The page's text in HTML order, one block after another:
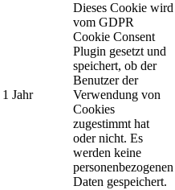
1 Jahr
Dieses Cookie wird
vom GDPR
Cookie Consent
Plugin gesetzt und
speichert, ob der
Benutzer der
Verwendung von
Cookies
zugestimmt hat
oder nicht. Es
werden keine
personenbezogenen
Daten gespeichert.